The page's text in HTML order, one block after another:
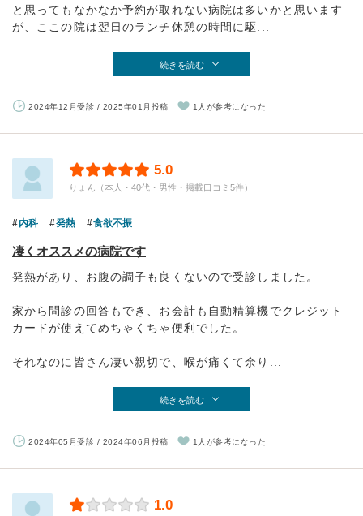
と思ってもなかなか予約が取れない病院は多いかと思います
が、ここの院は翌日のランチ休憩の時間に駆...
続きを読む
2024年12月受診 / 2025年01月投稿 1人が参考になった
5.0
りょん（本人・40代・男性・掲載口コミ5件）
内科 発熱 食欲不振
凄くオススメの病院です
発熱があり、お腹の調子も良くないので受診しました。
家から問診の回答もでき、お会計も自動精算機でクレジット
カードが使えてめちゃくちゃ便利でした。
それなのに皆さん凄い親切で、喉が痛くて余り...
続きを読む
2024年05月受診 / 2024年06月投稿 1人が参考になった
1.0